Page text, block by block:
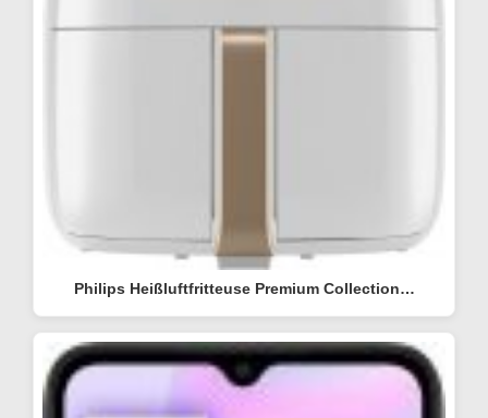
Philips Heißluftfritteuse Premium Collection…